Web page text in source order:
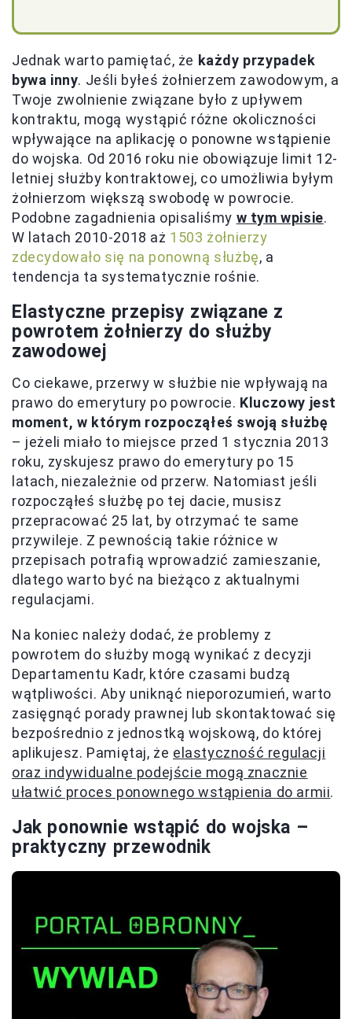
Jednak warto pamiętać, że każdy przypadek
bywa inny. Jeśli byłeś żołnierzem zawodowym, a
Twoje zwolnienie związane było z upływem
kontraktu, mogą wystąpić różne okoliczności
wpływające na aplikację o ponowne wstąpienie
do wojska. Od 2016 roku nie obowiązuje limit 12-
letniej służby kontraktowej, co umożliwia byłym
żołnierzom większą swobodę w powrocie.
Podobne zagadnienia opisaliśmy w tym wpisie.
W latach 2010-2018 aż 1503 żołnierzy
zdecydowało się na ponowną służbę, a
tendencja ta systematycznie rośnie.
Elastyczne przepisy związane z
powrotem żołnierzy do służby
zawodowej
Co ciekawe, przerwy w służbie nie wpływają na
prawo do emerytury po powrocie. Kluczowy jest
moment, w którym rozpocząłeś swoją służbę
– jeżeli miało to miejsce przed 1 stycznia 2013
roku, zyskujesz prawo do emerytury po 15
latach, niezależnie od przerw. Natomiast jeśli
rozpocząłeś służbę po tej dacie, musisz
przepracować 25 lat, by otrzymać te same
przywileje. Z pewnością takie różnice w
przepisach potrafią wprowadzić zamieszanie,
dlatego warto być na bieżąco z aktualnymi
regulacjami.
Na koniec należy dodać, że problemy z
powrotem do służby mogą wynikać z decyzji
Departamentu Kadr, które czasami budzą
wątpliwości. Aby uniknąć nieporozumień, warto
zasięgnąć porady prawnej lub skontaktować się
bezpośrednio z jednostką wojskową, do której
aplikujesz. Pamiętaj, że elastyczność regulacji
oraz indywidualne podejście mogą znacznie
ułatwić proces ponownego wstąpienia do armii.
Jak ponownie wstąpić do wojska –
praktyczny przewodnik